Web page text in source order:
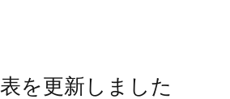
を更新しました